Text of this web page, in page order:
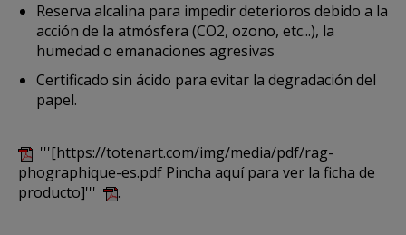
Reserva alcalina para impedir deterioros debido a la
acción de la atmósfera (CO2, ozono, etc...), la
humedad o emanaciones agresivas
Certificado sin ácido para evitar la degradación del
papel.
'''[https://totenart.com/img/media/pdf/rag-
phographique-es.pdf Pincha aquí para ver la ficha de
producto]'''
.